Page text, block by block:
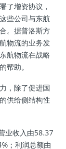
了增资协议，
些公司与东航
。据普洛斯方
物流的业务发
航物流在战略
帮助。
，除了促进国
供给侧结构性
业收入由58.37
；利润总额由